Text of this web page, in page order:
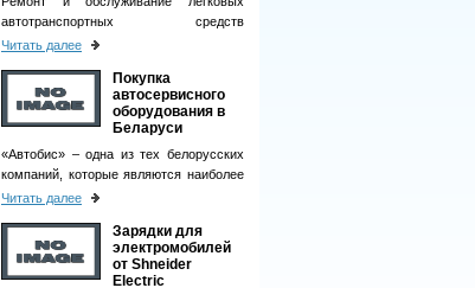
автотранспортных средств
подразумевает целый комплекс
Читать далее
Покупка
автосервисного
оборудования в
Беларуси
«Автобис» – одна из тех белорусских
компаний, которые являются наиболее
ответственными деловыми партнерами
доверия у клиентов.
Читать далее
Зарядки для
электромобилей
от Shneider
Electric